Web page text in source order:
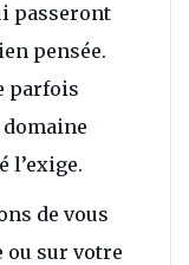
passeront
pensée.
parfois
l’exige.
de vous
ou sur votre